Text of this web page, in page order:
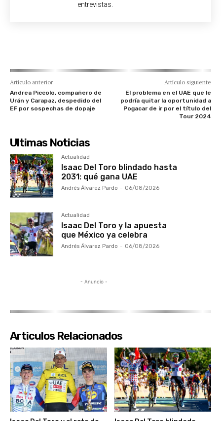
entrevistas.
Artículo anterior
Andrea Piccolo, compañero de
Urán y Carapaz, despedido del
EF por sospechas de dopaje
Artículo siguiente
El problema en el UAE que le
podría quitar la oportunidad a
Pogacar de ir por el título del
Tour 2024
Ultimas Noticias
Actualidad
Isaac Del Toro blindado hasta
2031: qué gana UAE
Andrés Álvarez Pardo - 06/08/2026
Actualidad
Isaac Del Toro y la apuesta
que México ya celebra
Andrés Álvarez Pardo - 06/08/2026
- Anuncio -
Articulos Relacionados